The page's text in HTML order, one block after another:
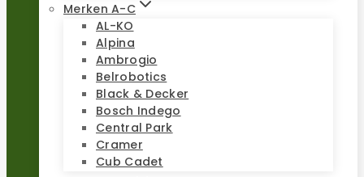
Merken A-C
AL-KO
Alpina
Ambrogio
Belrobotics
Black & Decker
Bosch Indego
Central Park
Cramer
Cub Cadet